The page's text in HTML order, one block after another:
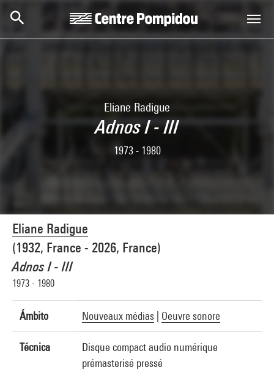
Eliane Radigue
Adnos I - III
1973 - 1980
Eliane Radigue
(1932, France - 2026, France)
Adnos I - III
1973 - 1980
Ámbito Nouveaux médias Oeuvre sonore
Técnica
Disque compact audio numérique
prémasterisé pressé